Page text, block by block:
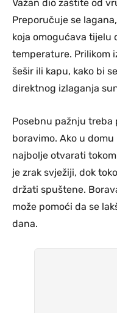
Važan dio zaštite od
Preporučuje se
koja omogućava tijelu
temperature. Prilikom
šešir ili kapu, kako bi
direktnog izlaganja
Posebnu pažnju
boravimo. Ako u
najbolje otvarati
je zrak svježiji, dok
držati spuštene.
može pomoći da se
dana.